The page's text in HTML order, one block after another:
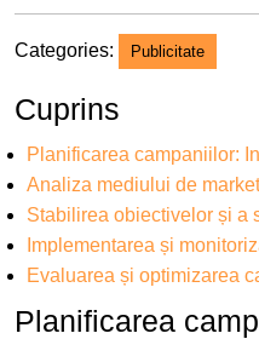
Categories: Publicitate
Cuprins
Planificarea campaniilor:
Analiza mediului de
Stabilirea obiectivelor și a
Implementarea și
Evaluarea și optimizarea
Planificarea